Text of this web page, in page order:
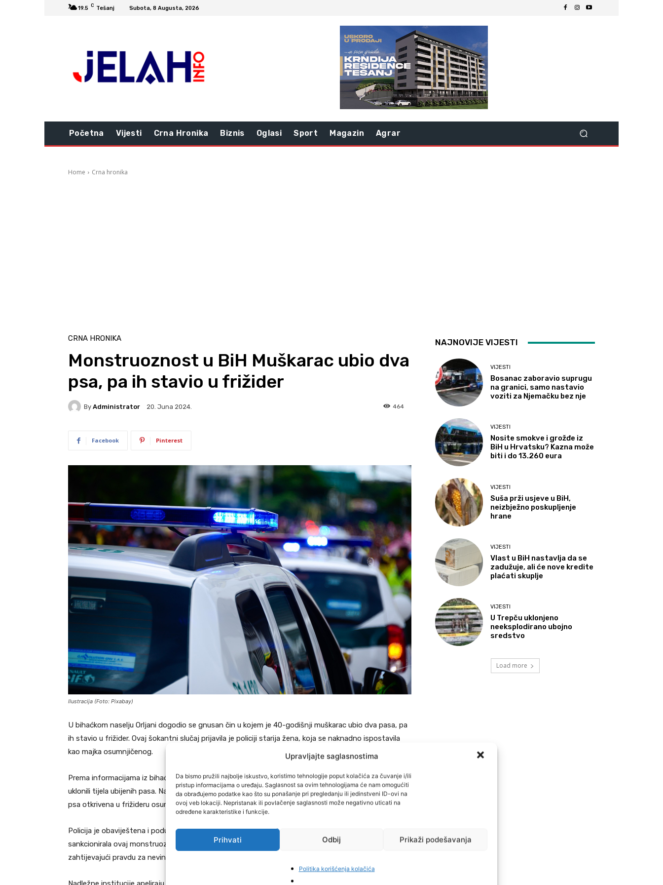
Upravljajte saglasnostima
Da bismo pružili najbolje iskustvo, koristimo tehnologije poput kolačića za čuvanje i/ili
pristup informacijama o uređaju. Saglasnost sa ovim tehnologijama će nam omogućiti
da obrađujemo podatke kao što su ponašanje pri pregledanju ili jedinstveni ID-ovi na
ovoj veb lokaciji. Nepristanak ili povlačenje saglasnosti može negativno uticati na
određene karakteristike i funkcije.
Prihvati Odbij Prikaži podešavanja
Politika korišćenja kolačića
19.5 C Tešanj Subota, 8 Augusta, 2026
Početna Vijesti Crna Hronika Biznis Oglasi Sport Magazin Agrar
Home Crna hronika
CRNA HRONIKA
Monstruoznost u BiH Muškarac ubio dva
psa, pa ih stavio u frižider
By Administrator 20. Juna 2024. 464
Facebook Pinterest
Ilustracija (Foto: Pixabay)
U bihaćkom naselju Orljani dogodio se gnusan čin u kojem je 40-godišnji muškarac ubio dva pasa, pa
ih stavio u frižider. Ovaj šokantni slučaj prijavila je policiji starija žena, koja se naknadno ispostavila
kao majka osumnjičenog.
Prema informacijama iz bihaćkog komunalnog preduzeća Komrad, njihovi radnici su pozvani kako bi
uklonili tijela ubijenih pasa. Na mjestu događaja pronašli su nekoliko pasa u dvorištu, dok su dva mrtva
psa otkrivena u frižideru osumnjičenog.
Policija je obaviještena i poduzela je sve potrebne mjere iz svoje nadležnosti kako bi istražila i
sankcionirala ovaj monstruozni čin. Stanovnici naselja su u šoku i osudili su ovaj stravičan događaj,
zahtijevajući pravdu za nevine životinje.
NAJNOVIJE VIJESTI
VIJESTI
Bosanac zaboravio suprugu
na granici, samo nastavio
voziti za Njemačku bez nje
VIJESTI
Nosite smokve i grožđe iz
BiH u Hrvatsku? Kazna može
biti i do 13.260 eura
VIJESTI
Suša prži usjeve u BiH,
neizbježno poskupljenje
hrane
VIJESTI
Vlast u BiH nastavlja da se
zadužuje, ali će nove kredite
plaćati skuplje
VIJESTI
U Trepču uklonjeno
neeksplodirano ubojno
sredstvo
Load more